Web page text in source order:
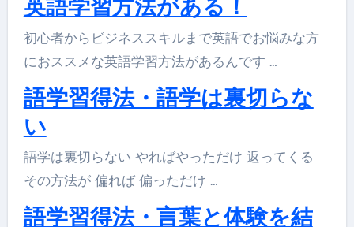
英語学習方法がある！
初心者からビジネススキルまで英語でお悩みな方
におススメな英語学習方法があるんです …
語学習得法・語学は裏切らな
い
語学は裏切らない やればやっただけ 返ってくる
その方法が 偏れば 偏っただけ …
語学習得法・言葉と体験を結